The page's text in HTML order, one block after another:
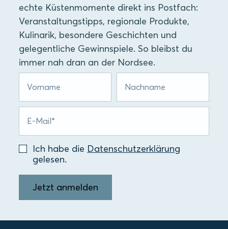
echte Küstenmomente direkt ins Postfach:
Veranstaltungstipps, regionale Produkte,
Kulinarik, besondere Geschichten und
gelegentliche Gewinnspiele. So bleibst du
immer nah dran an der Nordsee.
Ich habe die Datenschutzerklärung
gelesen.
Jetzt anmelden